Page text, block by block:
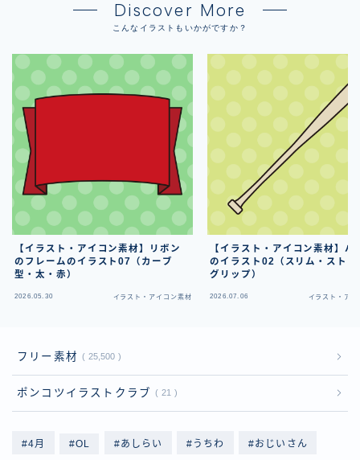
Discover More
こんなイラストもいかがですか？
【イラスト・アイコン素材】リボン
のフレームのイラスト07（カーブ
型・太・赤）
2026.05.30 イラスト・アイコン素材
【イラスト・アイコン素材】バ
のイラスト02（スリム・ストレ
グリップ）
2026.07.06 イラスト・ア
フリー素材 25,500
ポンコツイラストクラブ 21
4月 OL あしらい うちわ おじいさん